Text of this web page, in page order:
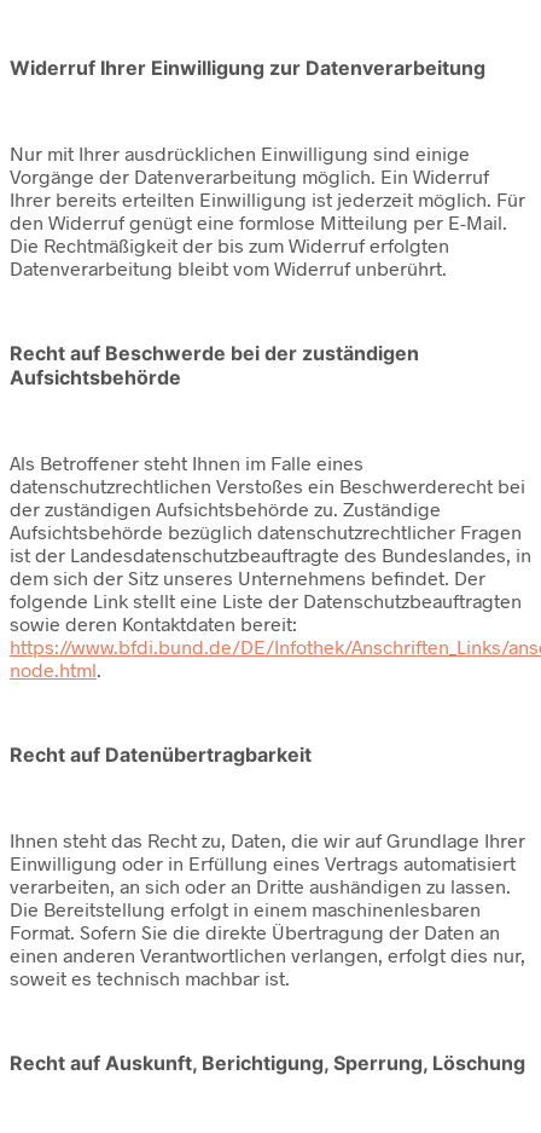
Widerruf Ihrer Einwilligung zur Datenverarbeitung
Nur mit Ihrer ausdrücklichen Einwilligung sind einige
Vorgänge der Datenverarbeitung möglich. Ein Widerruf
Ihrer bereits erteilten Einwilligung ist jederzeit möglich. Für
den Widerruf genügt eine formlose Mitteilung per E-Mail.
Die Rechtmäßigkeit der bis zum Widerruf erfolgten
Datenverarbeitung bleibt vom Widerruf unberührt.
Recht auf Beschwerde bei der zuständigen
Aufsichtsbehörde
Als Betroffener steht Ihnen im Falle eines
datenschutzrechtlichen Verstoßes ein Beschwerderecht bei
der zuständigen Aufsichtsbehörde zu. Zuständige
Aufsichtsbehörde bezüglich datenschutzrechtlicher Fragen
ist der Landesdatenschutzbeauftragte des Bundeslandes, in
dem sich der Sitz unseres Unternehmens befindet. Der
folgende Link stellt eine Liste der Datenschutzbeauftragten
sowie deren Kontaktdaten bereit:
https://www.bfdi.bund.de/DE/Infothek/Anschriften_Links/
node.html.
Recht auf Datenübertragbarkeit
Ihnen steht das Recht zu, Daten, die wir auf Grundlage Ihrer
Einwilligung oder in Erfüllung eines Vertrags automatisiert
verarbeiten, an sich oder an Dritte aushändigen zu lassen.
Die Bereitstellung erfolgt in einem maschinenlesbaren
Format. Sofern Sie die direkte Übertragung der Daten an
einen anderen Verantwortlichen verlangen, erfolgt dies nur,
soweit es technisch machbar ist.
Recht auf Auskunft, Berichtigung, Sperrung, Löschung